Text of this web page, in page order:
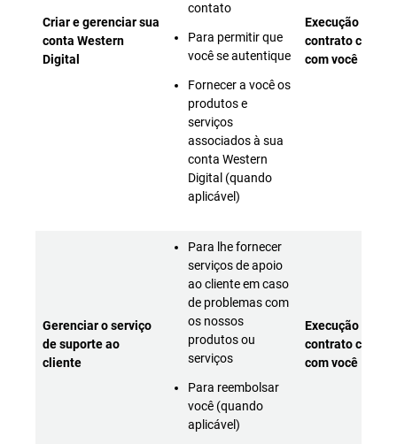
Criar e gerenciar sua
conta Western
Digital
contato
Para permitir que
você se autentique
Fornecer a você os
produtos e
serviços
associados à sua
conta Western
Digital (quando
aplicável)
Execução do
contrato
com você
Gerenciar o serviço
de suporte ao
cliente
Para lhe fornecer
serviços de apoio
ao cliente em caso
de problemas com
os nossos
produtos ou
serviços
Para reembolsar
você (quando
aplicável)
Execução do
contrato
com você